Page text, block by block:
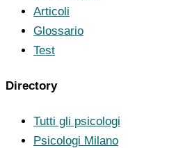
Articoli
Glossario
Test
Directory
Tutti gli psicologi
Psicologi Milano